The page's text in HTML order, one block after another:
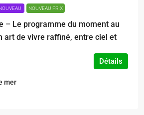
NOUVEAU PRIX
– Le programme du moment au
art de vivre raffiné, entre ciel et
mer
Détails